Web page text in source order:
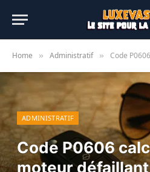
Home » Administratif » Code P0606 calculateur
ADMINISTRATIF
Code P0606
moteur